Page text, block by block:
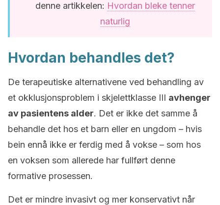
denne artikkelen: Hvordan bleke tenner
naturlig
Hvordan behandles det?
De terapeutiske alternativene ved behandling av
et okklusjonsproblem i skjelettklasse III avhenger
av pasientens alder. Det er ikke det samme å
behandle det hos et barn eller en ungdom – hvis
bein ennå ikke er ferdig med å vokse – som hos
en voksen som allerede har fullført denne
formative prosessen.
Det er mindre invasivt og mer konservativt når